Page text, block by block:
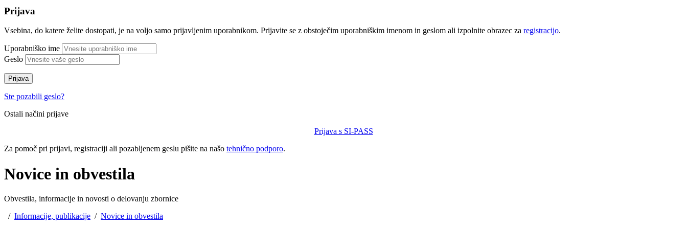
Prijava
Vsebina, do katere želite dostopati, je na voljo samo prijavljenim uporabnikom. Prijavite se z obstoječim uporabniškim imenom in geslom ali izpolnite obrazec za registracijo.
Uporabniško ime
Geslo
Prijava
Ste pozabili geslo?
Ostali načini prijave
Prijava s SI-PASS
Za pomoč pri prijavi, registraciji ali pozabljenem geslu pišite na našo tehnično podporo.
Novice in obvestila
Obvestila, informacije in novosti o delovanju zbornice
/ Informacije, publikacije / Novice in obvestila